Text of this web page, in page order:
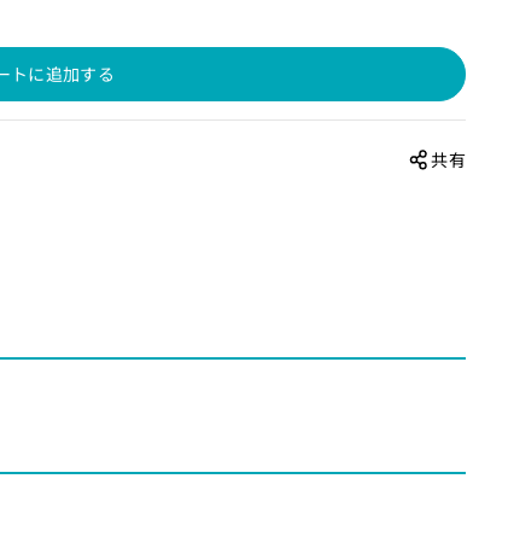
トに追加する
共有